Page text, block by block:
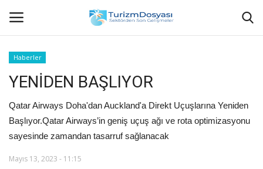
Anasayfa
Bize Ulaşın
Künye
Haberler
YENİDEN BAŞLIYOR
Qatar Airways Doha'dan Auckland'a Direkt Uçuşlarına Yeniden
Başlıyor.Qatar Airways’in geniş uçuş ağı ve rota optimizasyonu
sayesinde zamandan tasarruf sağlanacak
Mayıs 13, 2023 - 11:15